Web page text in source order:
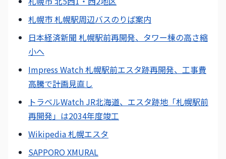
札幌市 札幌駅周辺バスのりば案内
日本経済新聞 札幌駅前再開発、タワー棟の高さ縮
小へ
Impress Watch 札幌駅前エスタ跡再開発、工事費
高騰で計画見直し
トラベルWatch JR北海道、エスタ跡地「札幌駅前
再開発」は2034年度竣工
Wikipedia 札幌エスタ
SAPPORO XMURAL